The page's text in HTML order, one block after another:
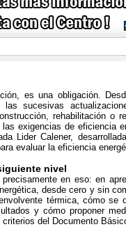
es una obligación.
sucesivas
rehabilitación o
exigencias de eficiencia
Lider Calener,
evaluar la eficiencia
nivel
en eso: en
desde cero y sin
térmica, cómo se
y cómo proponer
del Documento